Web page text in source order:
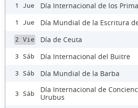
1 Jue Día Internacional de los
1 Jue Día Mundial de la Escritura
2 Vie Día de Ceuta
3 Sáb Día Internacional del Buitre
3 Sáb Día Mundial de la Barba
3 Sáb
Día Internacional de
Urubus